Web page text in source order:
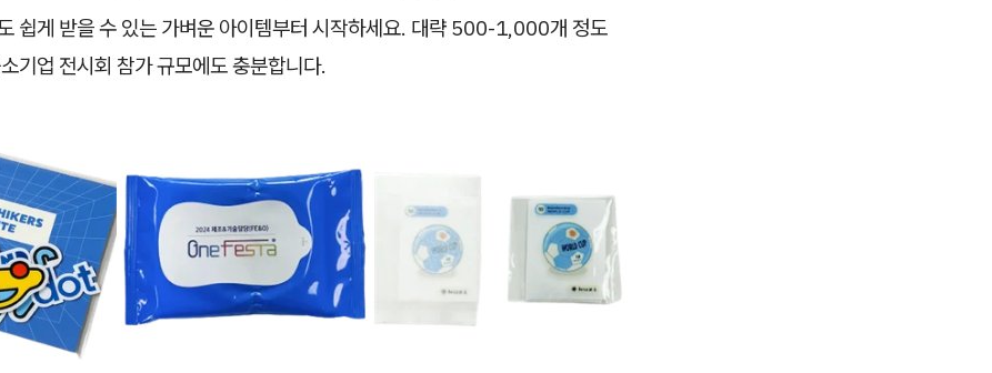
쉽게 받을 수 있는 가벼운 아이템부터 시작하세요. 대략 500-1,000개 정도
기업 전시회 참가 규모에도 충분합니다.